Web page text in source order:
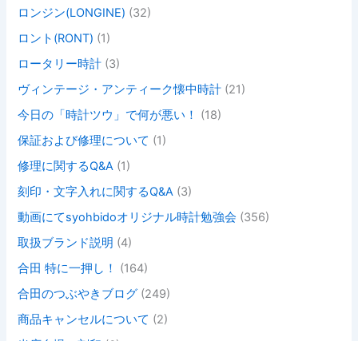
ロンジン(LONGINE) (32)
ロント(RONT) (1)
ロータリー時計 (3)
ヴィンテージ・アンティーク懐中時計 (21)
今日の「時計ツウ」で何が悪い！
(18)
保証および修理について (1)
修理に関するQ&A (1)
刻印・文字入れに関するQ&A (3)
動画にてsyohbidoオリジナル時計勉強会 (356)
取扱ブランド説明 (4)
合田 特に一押し！
(164)
合田のつぶやきブログ (249)
商品キャンセルについて (2)